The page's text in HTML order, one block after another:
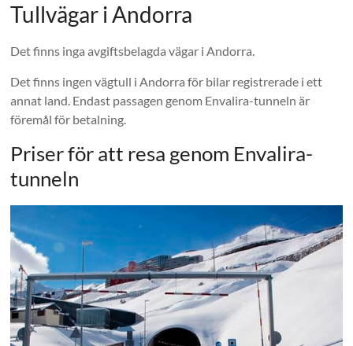
Tullvägar i Andorra
Det finns inga avgiftsbelagda vägar i Andorra.
Det finns ingen vägtull i Andorra för bilar registrerade i ett
annat land. Endast passagen genom Envalira-tunneln är
föremål för betalning.
Priser för att resa genom Envalira-
tunneln